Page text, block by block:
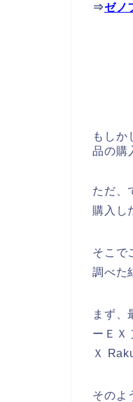
⇒ゼノ
もしか
品の購
ただ、
購入し
そこで
調べた
まず、
ーＥＸ
Ｘ
そのよ